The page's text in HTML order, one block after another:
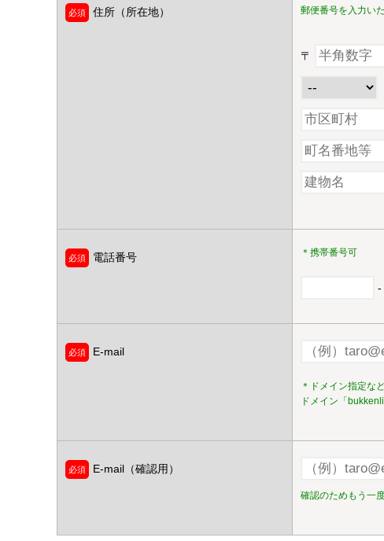
住所（所在地） 郵便番号を入力い
〒
電話番号 ＊携帯番号可
-
E-mail
＊ドメイン指定な
ドメイン「
E-mail（確認用）
確認のためもう一